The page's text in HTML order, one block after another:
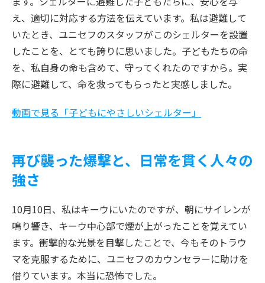
え、適切に対応する方法を伝えています。私は避難して
いたとき、ユニセフのスタッフがこのシェルターを設置
したことを、とても誇りに思いました。子どもたちの命
を、私自身の命も含めて、守ってくれたのですから。実
際に避難して、命を救ってもらったと実感しました。
動画で見る「子どもにやさしいシェルター」
再び襲った爆撃と、日常を貫く人々の
強さ
10月10日、私はキーウにいたのですが、朝にサイレンが
鳴り響き、キーウ中心部で煙が上がったことを覚えてい
ます。衝撃的な光景を目撃したことで、今もそのトラウ
マを克服するために、ユニセフのカウンセラーに助けを
借りています。本当に恐怖でした。